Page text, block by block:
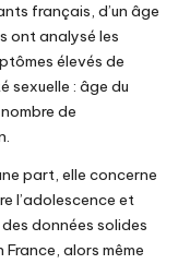
français, d’un âge
ont analysé les
élevés de
sexuelle : âge du
de
part, elle concerne
l’adolescence et
données solides
alors même